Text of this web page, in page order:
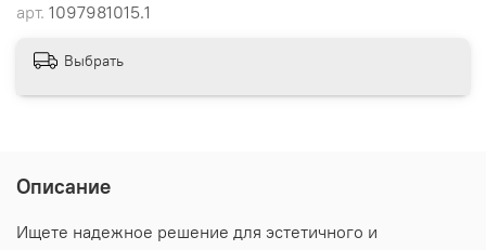
арт. 1097981015.1
Выбрать
Описание
Ищете надежное решение для эстетичного и